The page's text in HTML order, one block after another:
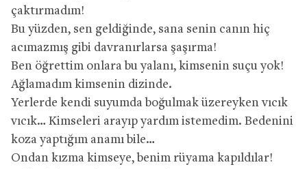
çaktırmadım!
Bu yüzden, sen geldiğinde, sana senin canın hiç
acımazmış gibi davranırlarsa şaşırma!
Ben öğrettim onlara bu yalanı, kimsenin suçu yok!
Ağlamadım kimsenin dizinde.
Yerlerde kendi suyumda boğulmak üzereyken vıcık
vıcık… Kimseleri arayıp yardım istemedim. Bedenini
koza yaptığım anamı bile…
Ondan kızma kimseye, benim rüyama kapıldılar!